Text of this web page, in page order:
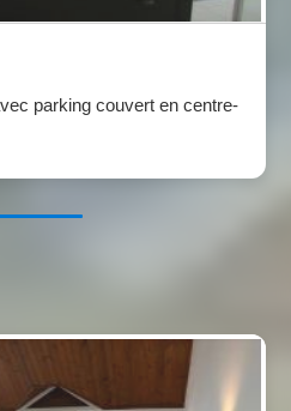
parking couvert en centre-